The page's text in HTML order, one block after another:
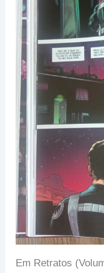
Em Retratos